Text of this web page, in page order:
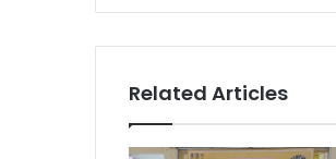
Related Articles